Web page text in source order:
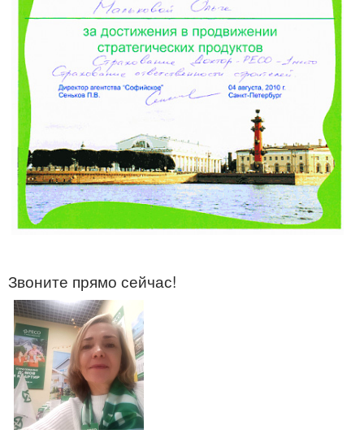
Звоните прямо сейчас!